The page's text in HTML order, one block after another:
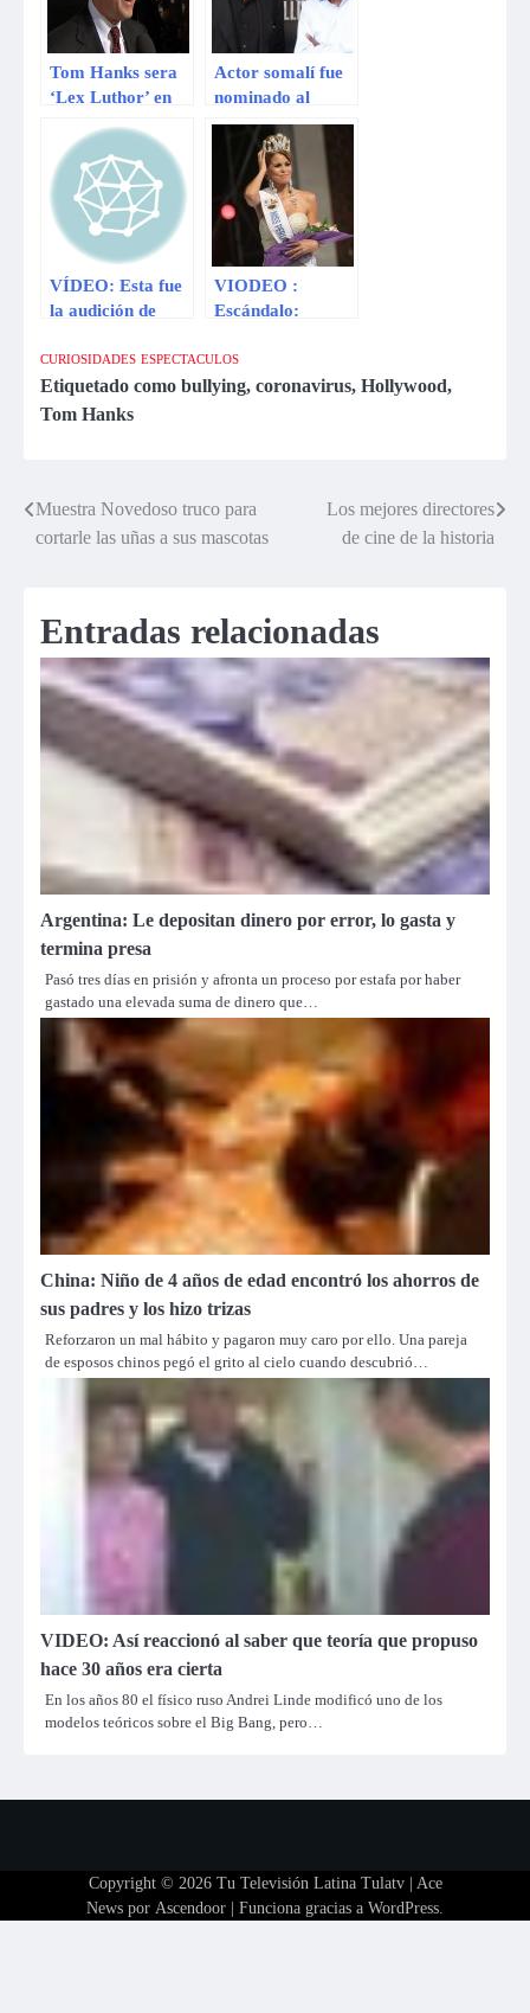
Tom Hanks sera
‘Lex Luthor’ en
‘Batman vs
Superman’
Actor somalí fue
nominado al
Oscar por
‘Capitan Philips’:
Tom Hanks no fue
considerado
VÍDEO: Esta fue
la audición de
interpretar a
Forrest Gump
VIODEO :
Escándalo:
perdería su
corona haber
CURIOSIDADES ESPECTACULOS
Etiquetado como bullying, coronavirus, Hollywood,
Tom Hanks
Navegación
Muestra Novedoso truco para
cortarle las uñas a sus mascotas
Los mejores directores
de cine de la historia
Entradas relacionadas
Argentina: Le depositan dinero por error, lo gasta y
termina presa
Pasó tres días en prisión y afronta un proceso por estafa por haber
gastado una elevada suma de dinero que…
China: Niño de 4 años de edad encontró los ahorros de
sus padres y los hizo trizas
Reforzaron un mal hábito y pagaron muy caro por ello. Una pareja
de esposos chinos pegó el grito al cielo cuando descubrió…
VIDEO: Así reaccionó al saber que teoría que propuso
hace 30 años era cierta
En los años 80 el físico ruso Andrei Linde modificó uno de los
modelos teóricos sobre el Big Bang, pero…
Copyright © 2026 Tu Televisión Latina Tulatv| Ace
News por Ascendoor | Funciona gracias a WordPress.